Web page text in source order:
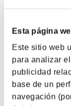
Esta página
Este sitio web
para analizar
publicidad
base de un
navegación
contemporáneo.
De esta manera,
una dimensión
formas de mirar